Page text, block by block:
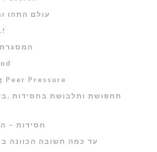
עולם התהו
Peer Pressure
תחפושת ותלבושת בחסידות
חסידות –
עד כמה חשובה הכוונה